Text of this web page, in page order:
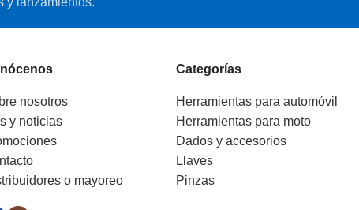
nosotros
y noticias
o mayoreo
Categorías
Herramientas para automóvil
Herramientas para moto
Dados y accesorios
Llaves
Pinzas